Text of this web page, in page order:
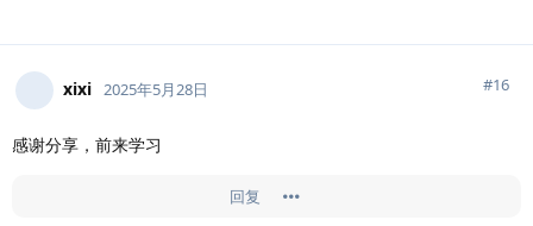
xixi 2025年5月28日 #16
感谢分享，前来学习
回复